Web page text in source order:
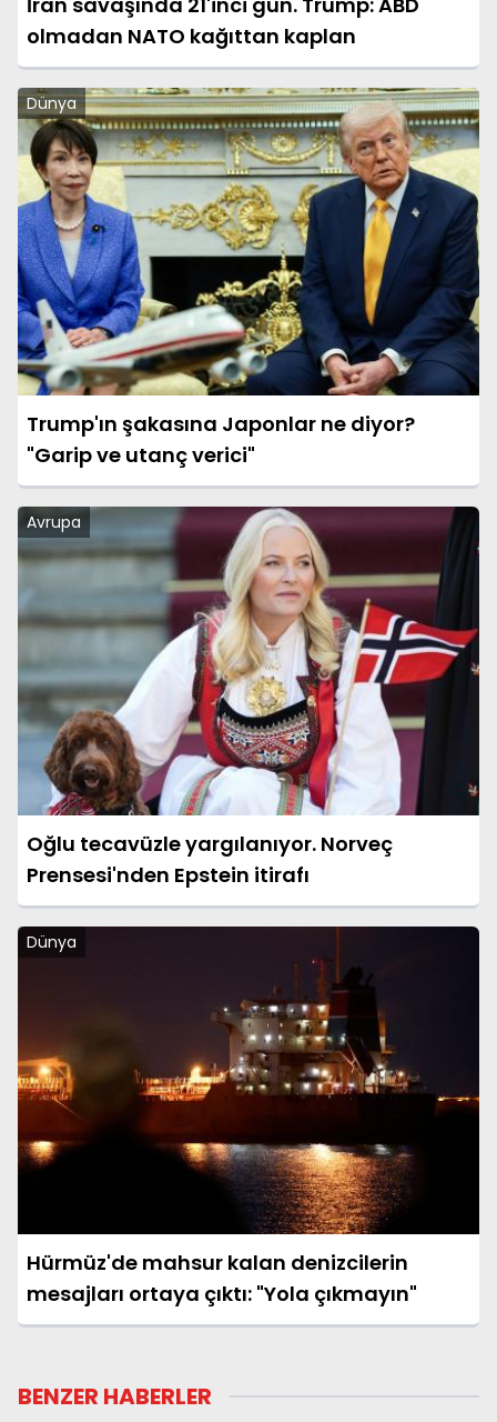
olmadan NATO kağıttan kaplan
Dünya
Trump'ın şakasına Japonlar ne diyor?
"Garip ve utanç verici"
Avrupa
Oğlu tecavüzle yargılanıyor. Norveç
Prensesi'nden Epstein itirafı
Dünya
Hürmüz'de mahsur kalan denizcilerin
mesajları ortaya çıktı: "Yola çıkmayın"
BENZER HABERLER